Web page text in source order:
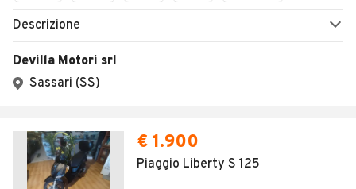
Descrizione
Devilla Motori srl
Sassari (SS)
€ 1.900
Piaggio Liberty S 125